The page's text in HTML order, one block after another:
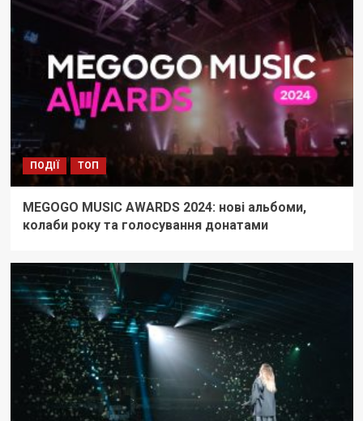
ПОДІЇ ТОП
MEGOGO MUSIC AWARDS 2024: нові альбоми,
колаби року та голосування донатами